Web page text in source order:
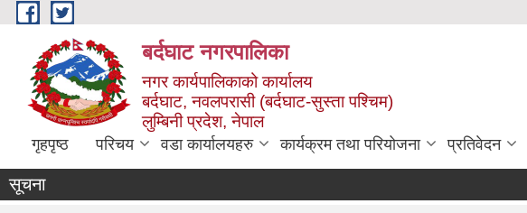
Skip to main content
बर्दघाट नगरपालिका
नगर कार्यपालिकाको कार्यालय
बर्दघाट, नवलपरासी (बर्दघाट-सुस्ता पश्चिम)
लुम्बिनी प्रदेश, नेपाल
गृहपृष्ठ परिचय वडा कार्यालयहरु कार्यक्रम तथा परियोजना प्रतिवेदन
सूचना